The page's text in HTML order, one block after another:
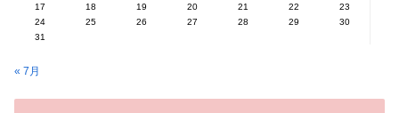
17
18 19 20 21 22
23
24
25 26 27 28 29
30
31
« 7月